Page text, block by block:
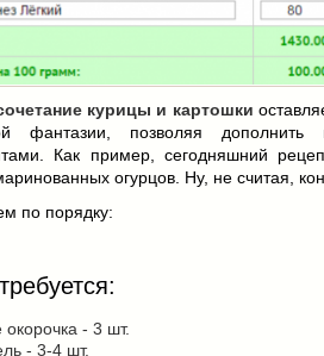
курицы и картошки
фантазии, позволяя
Как пример, сегодняшний
огурцов. Ну, не считая,
по порядку:
окорочка - 3 шт.
- 3-4 шт.